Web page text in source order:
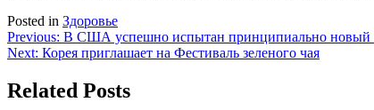
Posted in Здоровье
Навигация
по
записям
Previous: В США успешно испытан принципиально новый
Next: Корея приглашает на Фестиваль зеленого чая
Related Posts